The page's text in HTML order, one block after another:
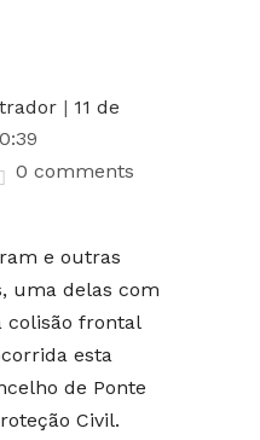
| 11 de
0 comments
e outras
uma delas com
colisão frontal
esta
de Ponte
Civil.